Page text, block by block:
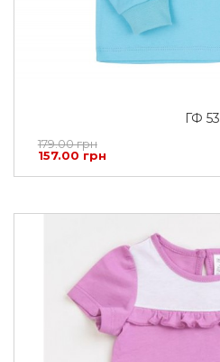
ГФ 53
179.00 грн
157.00 грн